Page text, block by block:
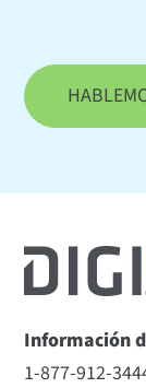
Información
1-877-912-